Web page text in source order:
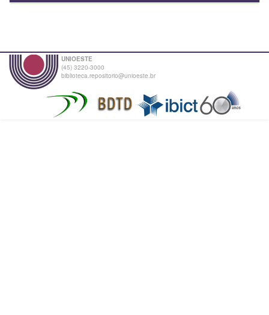
UNIOESTE
(45) 3220-3000
biblioteca.repositorio@unioeste.br